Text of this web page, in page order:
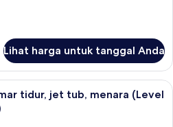
Lihat harga untuk tanggal Anda
Apartemen Eksekutif, 1 kamar tidur,
tidur, jet tub, menara (Level